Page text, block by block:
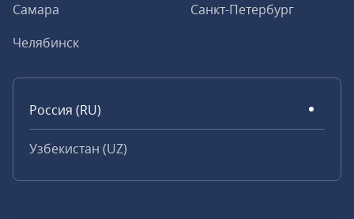
Самара
Санкт-Петербург
Челябинск
Россия (RU)
Узбекистан (UZ)